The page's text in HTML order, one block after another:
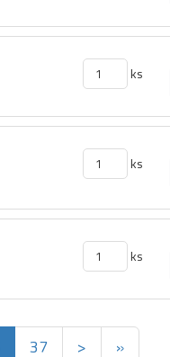
ks
ks
ks
37 > »